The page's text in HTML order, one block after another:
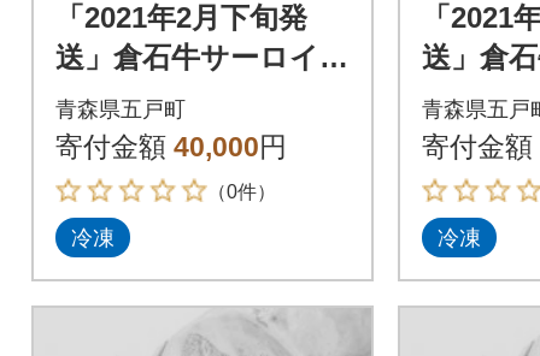
「2021年2月下旬発
送」倉石牛サーロイ
ン 200g×1枚・倉石
牛ヒレ 150g×1枚セ
ット
青森県五戸町
寄付金額 40,000円
（0件）
冷凍
「2021
送」倉
ン
牛ヒレ
ット
青森県五戸
寄付金額
冷凍